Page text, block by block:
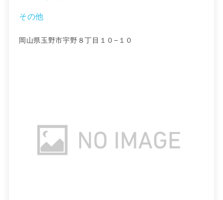
その他
岡山県玉野市宇野８丁目１０−１０